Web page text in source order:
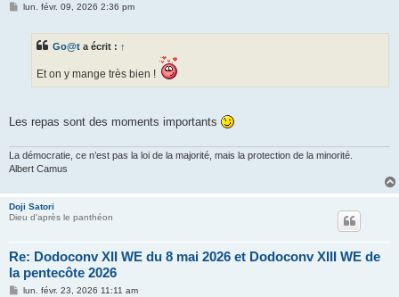
Mlun. févr. 09, 2026 2:36 pm
Go@t a écrit : ↑
Et on y mange très bien !
Les repas sont des moments importants
La démocratie, ce n’est pas la loi de la majorité, mais la protection de la minorité.
Albert Camus
Doji Satori
Dieu d'après le panthéon
Re: Dodoconv XII WE du 8 mai 2026 et Dodoconv XIII WE de
la pentecôte 2026
Mlun. févr. 23, 2026 11:11 am